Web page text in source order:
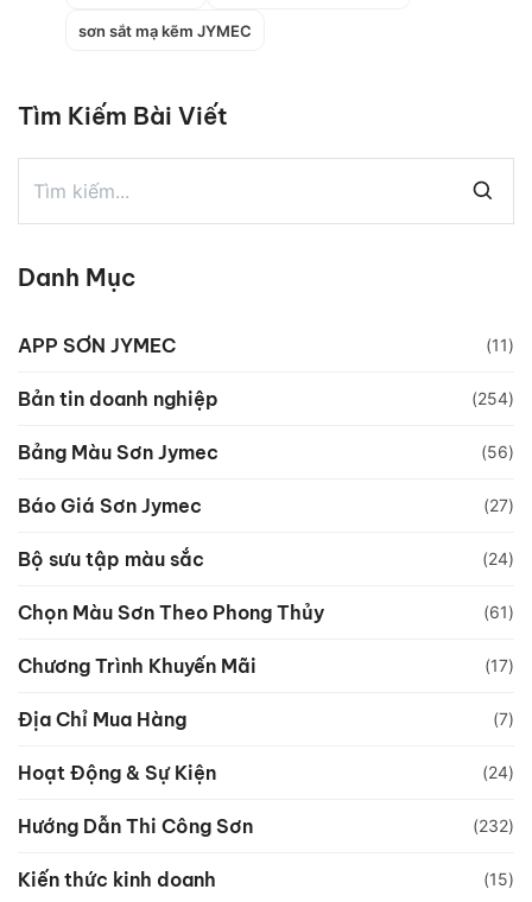
sơn sắt mạ kẽm JYMEC
Tìm Kiếm Bài Viết
Danh Mục
APP SƠN JYMEC (11)
Bản tin doanh nghiệp (254)
Bảng Màu Sơn Jymec (56)
Báo Giá Sơn Jymec (27)
Bộ sưu tập màu sắc (24)
Chọn Màu Sơn Theo Phong Thủy (61)
Chương Trình Khuyến Mãi (17)
Địa Chỉ Mua Hàng (7)
Hoạt Động & Sự Kiện (24)
Hướng Dẫn Thi Công Sơn (232)
Kiến thức kinh doanh (15)